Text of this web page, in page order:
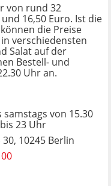
von rund 32
16,50 Euro. Ist die
die Preise
verschiedensten
Salat auf der
Bestell- und
Uhr an.
von 15.30
23 Uhr
10245 Berlin